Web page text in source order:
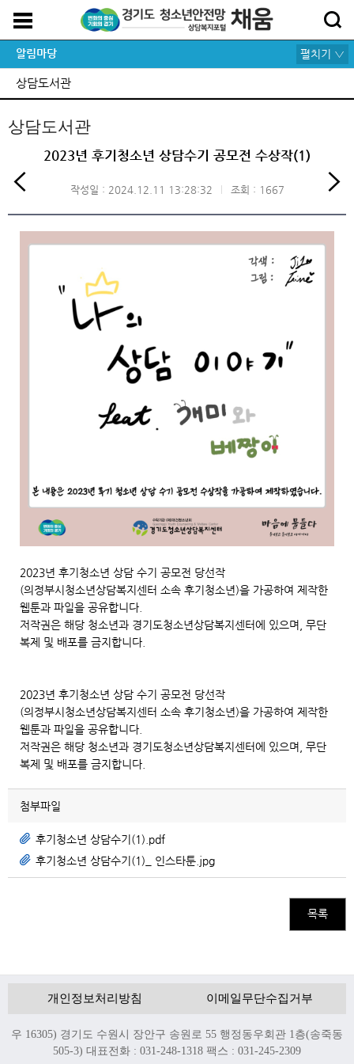
알림마당
상담도서관
펼치기 ▽
상담도서관
2023년 후기청소년 상담수기 공모전 수상작(1)
작성일 : 2024.12.11 13:28:32 조회 : 1667
2023년 후기청소년 상담 수기 공모전 당선작
(의정부시청소년상담복지센터 소속 후기청소년)을 가공하여 제작한
웹툰과 파일을 공유합니다.
저작권은 해당 청소년과 경기도청소년상담복지센터에 있으며, 무단
복제 및 배포를 금지합니다.
2023년 후기청소년 상담 수기 공모전 당선작
(의정부시청소년상담복지센터 소속 후기청소년)을 가공하여 제작한
웹툰과 파일을 공유합니다.
저작권은 해당 청소년과 경기도청소년상담복지센터에 있으며, 무단
복제 및 배포를 금지합니다.
첨부파일
후기청소년 상담수기(1).pdf
후기청소년 상담수기(1)_ 인스타툰.jpg
목록
개인정보처리방침 이메일무단수집거부
우 16305) 경기도 수원시 장안구 송원로 55 행정동우회관 1층(송죽동
505-3) 대표전화 : 031-248-1318 팩스 : 031-245-2309